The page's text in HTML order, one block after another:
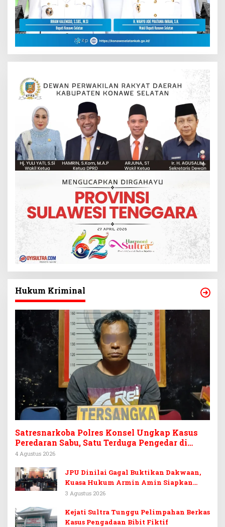
Hukum Kriminal
Satresnarkoba Polres Konsel Ungkap Kasus
Peredaran Sabu, Satu Terduga Pengedar di
Tinanggea Ditangkap
4 Agustus 2026
JPU Dinilai Gagal Buktikan Dakwaan,
Kuasa Hukum Armin Amin Siapkan
Pledoi dan Minta Putusan Bebas
3 Agustus 2026
Kejati Sultra Tunggu Pelimpahan Berkas
Kasus Pengadaan Bibit Fiktif